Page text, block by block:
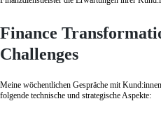
Finance
Challenges
Meine wöchentlichen Gespräche mit
folgende technische und strategische Aspekte: